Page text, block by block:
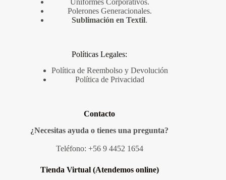
Polerones Generacionales.
Sublimación en Textil.
Políticas Legales:
Política de Reembolso y Devolución
Política de Privacidad
Contacto
¿Necesitas ayuda o tienes una pregunta?
Teléfono: +56 9 4452 1654
Tienda Virtual (Atendemos online)